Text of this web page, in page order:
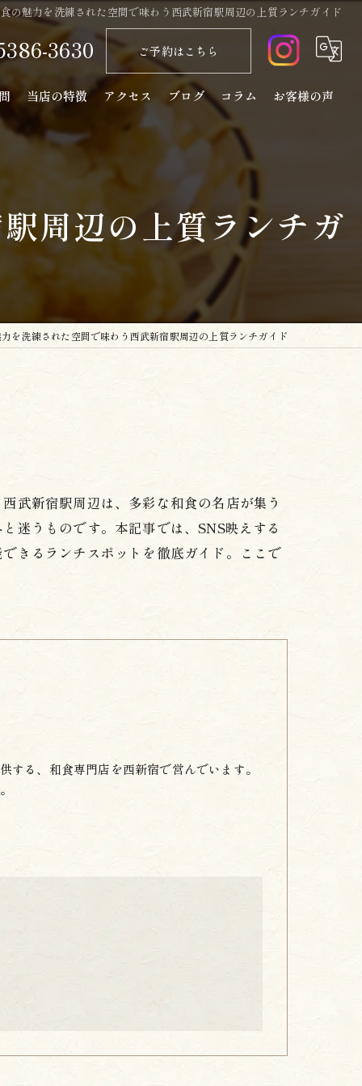
の魅力を洗練された空間で味わう西武新宿駅周辺の上質ランチガイド
3630 ご予約はこちら
当店の特徴
天ぷら
ランチ
ディナー
アクセス ブログ コラム お客様の声
周辺の上質ランチガ
を洗練された空間で味わう西武新宿駅周辺の上質ランチガイド
武新宿駅周辺は、多彩な和食の名店が集う
迷うものです。本記事では、SNS映えする
きるランチスポットを徹底ガイド。ここで
る、和食専門店を西新宿で営んでいます。